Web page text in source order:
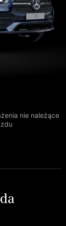
nie należące